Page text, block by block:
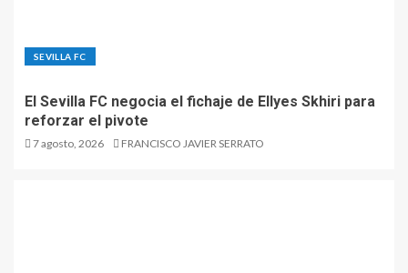
SEVILLA FC
El Sevilla FC negocia el fichaje de Ellyes Skhiri para
reforzar el pivote
7 agosto, 2026 FRANCISCO JAVIER SERRATO